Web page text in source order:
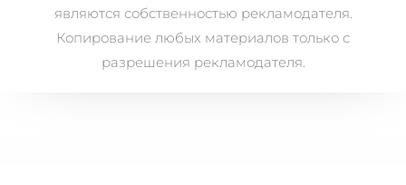
являются собственностью рекламодателя.
Копирование любых материалов только с
разрешения рекламодателя.